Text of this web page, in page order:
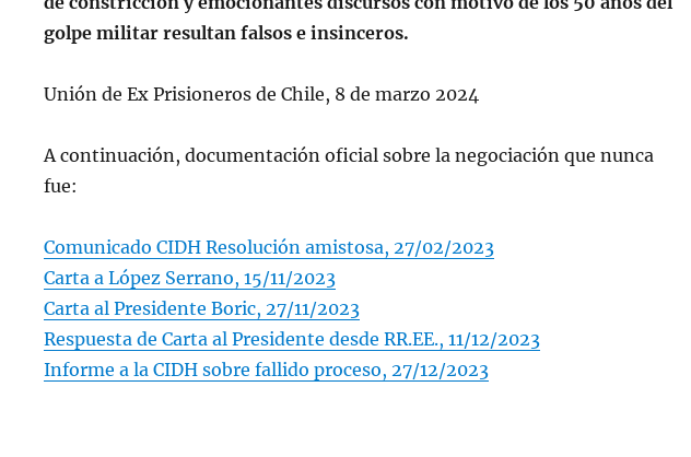
golpe militar resultan falsos e insinceros.
Unión de Ex Prisioneros de Chile, 8 de marzo 2024
A continuación, documentación oficial sobre la negociación que nunca
fue:
Comunicado CIDH Resolución amistosa, 27/02/2023
Carta a López Serrano, 15/11/2023
Carta al Presidente Boric, 27/11/2023
Respuesta de Carta al Presidente desde RR.EE., 11/12/2023
Informe a la CIDH sobre fallido proceso, 27/12/2023